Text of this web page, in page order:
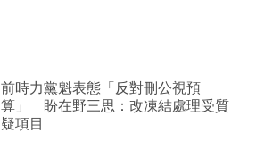
前時力黨魁表態「反對刪公視預
算」 盼在野三思：改凍結處理受質
疑項目